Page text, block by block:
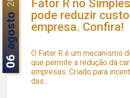
06
agosto
Fator R no
pode reduzir
empresa. Confira!
O Fator R é um mecanismo
que permite a redução da
empresas. Criado para
das...